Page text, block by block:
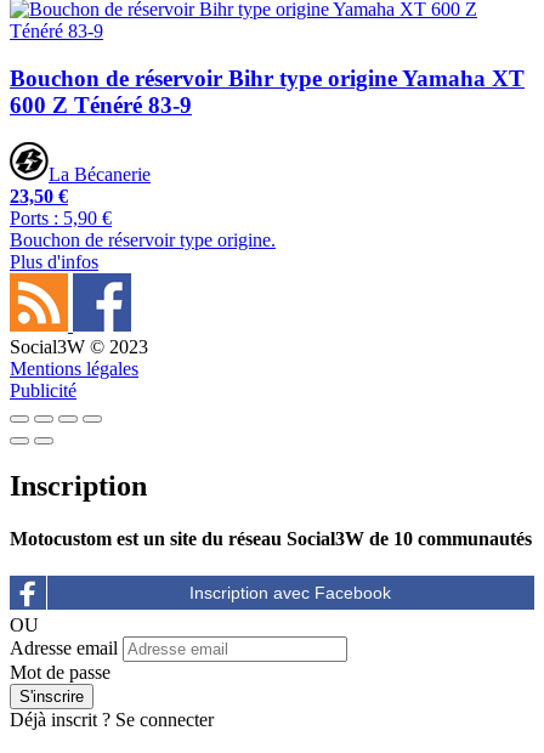
Bouchon de réservoir Bihr type origine Yamaha XT
600 Z Ténéré 83-9
La Bécanerie
23,50 €
Ports : 5,90 €
Bouchon de réservoir type origine.
Plus d'infos
Social3W © 2023
Mentions légales
Publicité
Inscription
Motocustom est un site du réseau Social3W de 10 communautés
OU
Adresse email
Mot de passe
Déjà inscrit ? Se connecter